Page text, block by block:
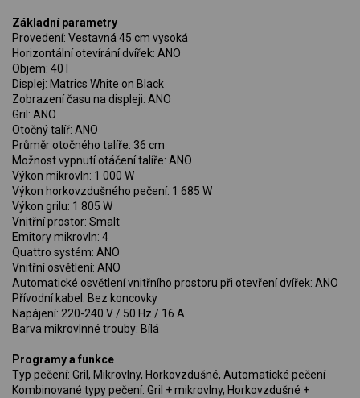
Základní parametry
Provedení: Vestavná 45 cm vysoká
Horizontální otevírání dvířek: ANO
Objem: 40 l
Displej: Matrics White on Black
Zobrazení času na displeji: ANO
Gril: ANO
Otočný talíř: ANO
Průměr otočného talíře: 36 cm
Možnost vypnutí otáčení talíře: ANO
Výkon mikrovln: 1 000 W
Výkon horkovzdušného pečení: 1 685 W
Výkon grilu: 1 805 W
Vnitřní prostor: Smalt
Emitory mikrovln: 4
Quattro systém: ANO
Vnitřní osvětlení: ANO
Automatické osvětlení vnitřního prostoru při otevření dvířek: ANO
Přívodní kabel: Bez koncovky
Napájení: 220-240 V / 50 Hz / 16 A
Barva mikrovlnné trouby: Bílá
Programy a funkce
Typ pečení: Gril, Mikrovlny, Horkovzdušné, Automatické pečení
Kombinované typy pečení: Gril + mikrovlny, Horkovzdušné +